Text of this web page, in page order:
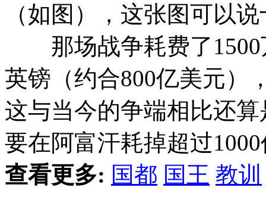
（如图），这张图可以
那场战争耗费了1500
英镑（约合800亿美元）
这与当今的争端相比还
要在阿富汗耗掉超过
查看更多: 国都 国王 教训